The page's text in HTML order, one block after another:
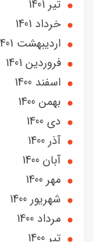
تير 1401
خرداد 1401
ارديبهشت 1401
فروردین 1401
اسفند 1400
بهمن 1400
دی 1400
آذر 1400
آبان 1400
مهر 1400
شهریور 1400
مرداد 1400
تير 1400